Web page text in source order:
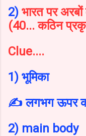
2) भारत पर
(40... कठिन
Clue....
1) भूमिका
✍️ लगभग ऊपर
2) main body